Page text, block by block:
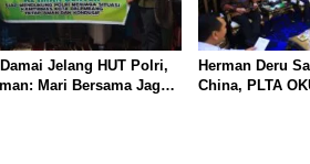
Jelang HUT Polri,
Mari Bersama Jaga
Herman Deru
China, PLTA